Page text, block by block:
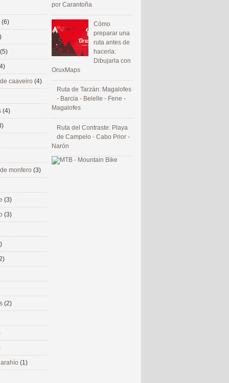
por Carantoña
Cómo
preparar una
ruta antes de
hacerla:
Dibujarla con
OruxMaps
Ruta de Tarzán: Magalofes
- Barcia - Belelle - Fene -
Magalofes
Ruta del Contraste: Playa
de Campelo - Cabo Prior -
Narón
(6)
(5)
caaveiro (4)
(4)
monfero (3)
(3)
(3)
(2)
(1)